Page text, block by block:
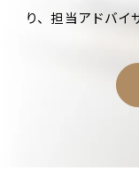
り、担当アドバイ